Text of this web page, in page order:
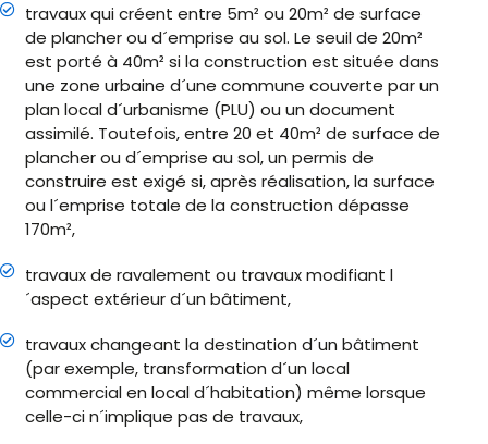
travaux qui créent entre 5m² ou 20m² de surface
de plancher ou d´emprise au sol. Le seuil de 20m²
est porté à 40m² si la construction est située dans
une zone urbaine d´une commune couverte par un
plan local d´urbanisme (PLU) ou un document
assimilé. Toutefois, entre 20 et 40m² de surface de
plancher ou d´emprise au sol, un permis de
construire est exigé si, après réalisation, la surface
ou l´emprise totale de la construction dépasse
170m²,
travaux de ravalement ou travaux modifiant l
´aspect extérieur d´un bâtiment,
travaux changeant la destination d´un bâtiment
(par exemple, transformation d´un local
commercial en local d´habitation) même lorsque
celle-ci n´implique pas de travaux,